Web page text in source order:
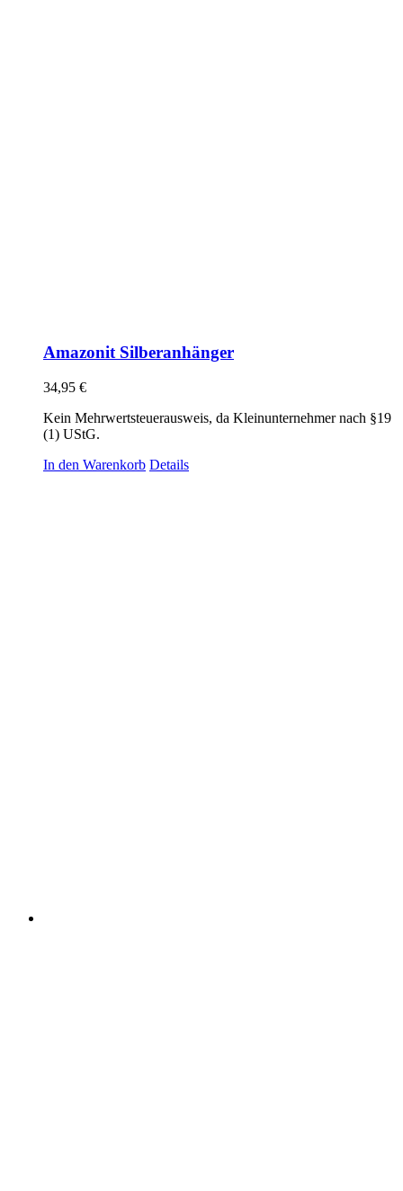
Amazonit Silberanhänger
34,95 €
Kein Mehrwertsteuerausweis, da Kleinunternehmer nach §19
(1) UStG.
In den Warenkorb Details